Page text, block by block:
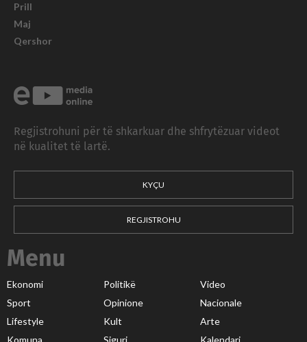
Prill
Maj
Qershor
Regjistrohuni për të shkarkuar dhe shfrytëzuar videot
në kualitet të lartë.
KYÇU
REGJISTROHU
Menu
Ekonomi Politikë
Video
Sport
Opinione
Nacionale
Lifestyle
Kult
Arte